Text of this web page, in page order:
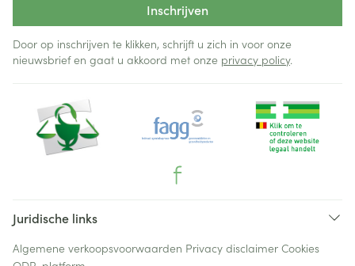
Inschrijven
Door op inschrijven te klikken, schrijft u zich in voor onze
nieuwsbrief en gaat u akkoord met onze privacy policy.
Juridische links
Algemene verkoopsvoorwaarden Privacy disclaimer Cookies